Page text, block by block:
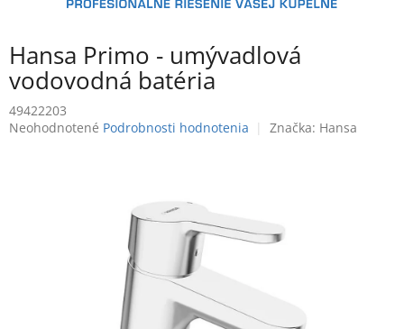
Hansa Primo - umývadlová
vodovodná batéria
49422203
Priemerné
Neohodnotené Podrobnosti hodnotenia Značka: Hansa